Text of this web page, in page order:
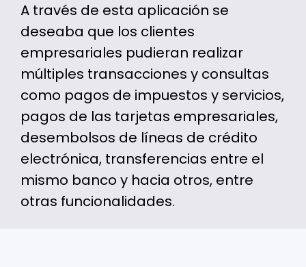
A través de esta aplicación se
deseaba que los clientes
empresariales pudieran realizar
múltiples transacciones y consultas
como pagos de impuestos y servicios,
pagos de las tarjetas empresariales,
desembolsos de líneas de crédito
electrónica, transferencias entre el
mismo banco y hacia otros, entre
otras funcionalidades.